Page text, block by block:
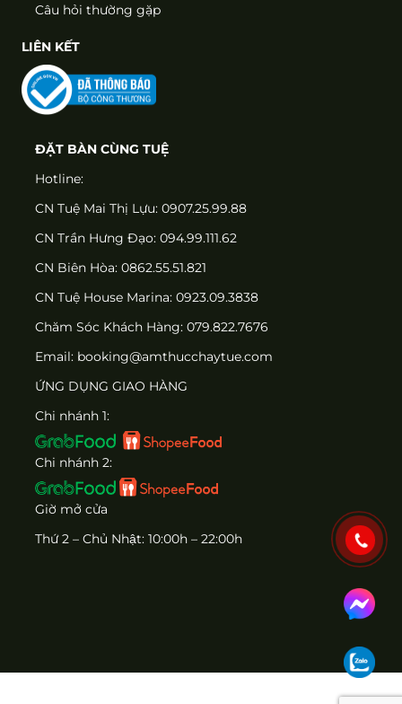
Câu hỏi thường gặp
LIÊN KẾT
ĐẶT BÀN CÙNG TUỆ
Hotline:
CN Tuệ Mai Thị Lựu: 0907.25.99.88
CN Trần Hưng Đạo: 094.99.111.62
CN Biên Hòa: 0862.55.51.821
CN Tuệ House Marina: 0923.09.3838
Chăm Sóc Khách Hàng: 079.822.7676
Email: booking@amthucchaytue.com
ỨNG DỤNG GIAO HÀNG
Chi nhánh 1:
Chi nhánh 2:
Giờ mở cửa
Thứ 2 – Chủ Nhật: 10:00h – 22:00h